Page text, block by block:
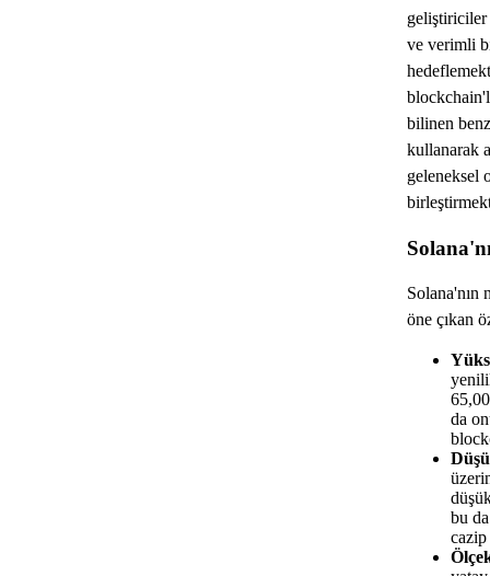
geliştiriciler
ve verimli
bilinen
kullanarak
geleneksel
Solana'nın
öne çıkan
da
bu